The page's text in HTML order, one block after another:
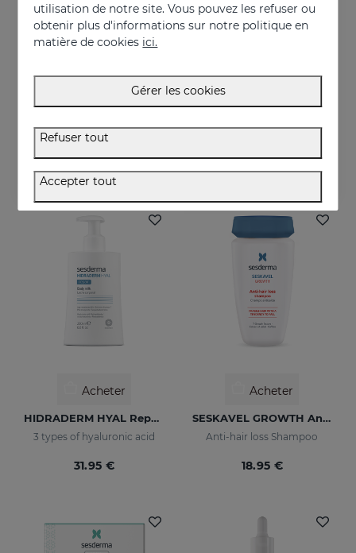
Food supplement
34.95 € 57.95 €
Acheter
HIDRADERM HYAL Repair Body Milk
3 types of hyaluronic acid
31.95 €
Acheter
SESKAVEL GROWTH Anti-Hair Loss Shampoo
Anti-hair loss Shampoo
18.95 €
utilisation de notre site. Vous pouvez les refuser ou
obtenir plus d'informations sur notre politique en
matière de cookies ici.
Gérer les cookies
Refuser tout
Accepter tout